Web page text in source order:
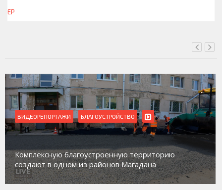
ЕР
ВИДЕОРЕПОРТАЖИ БЛАГОУСТРОЙСТВО
Комплексную благоустроенную территорию
создают в одном из районов Магадана